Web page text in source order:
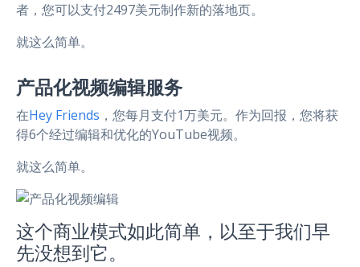
者，您可以支付2497美元制作新的落地页。
就这么简单。
产品化视频编辑服务
在Hey Friends ，您每月支付1万美元。作为回报，您将获
得6个经过编辑和优化的YouTube视频。
就这么简单。
这个商业模式如此简单，以至于我们早
先没想到它。